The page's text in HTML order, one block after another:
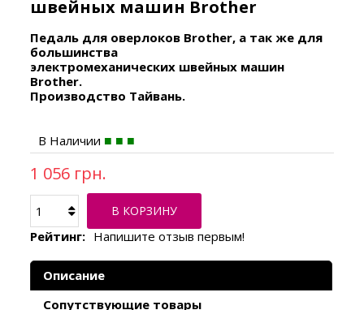
швейных машин Brother
Педаль для оверлоков Brother, а так же для
большинства
электромеханических швейных машин
Brother.
Производство Тайвань.
В Наличии
1 056 грн.
В КОРЗИНУ
Рейтинг: Напишите отзыв первым!
Описание
Сопутствующие товары